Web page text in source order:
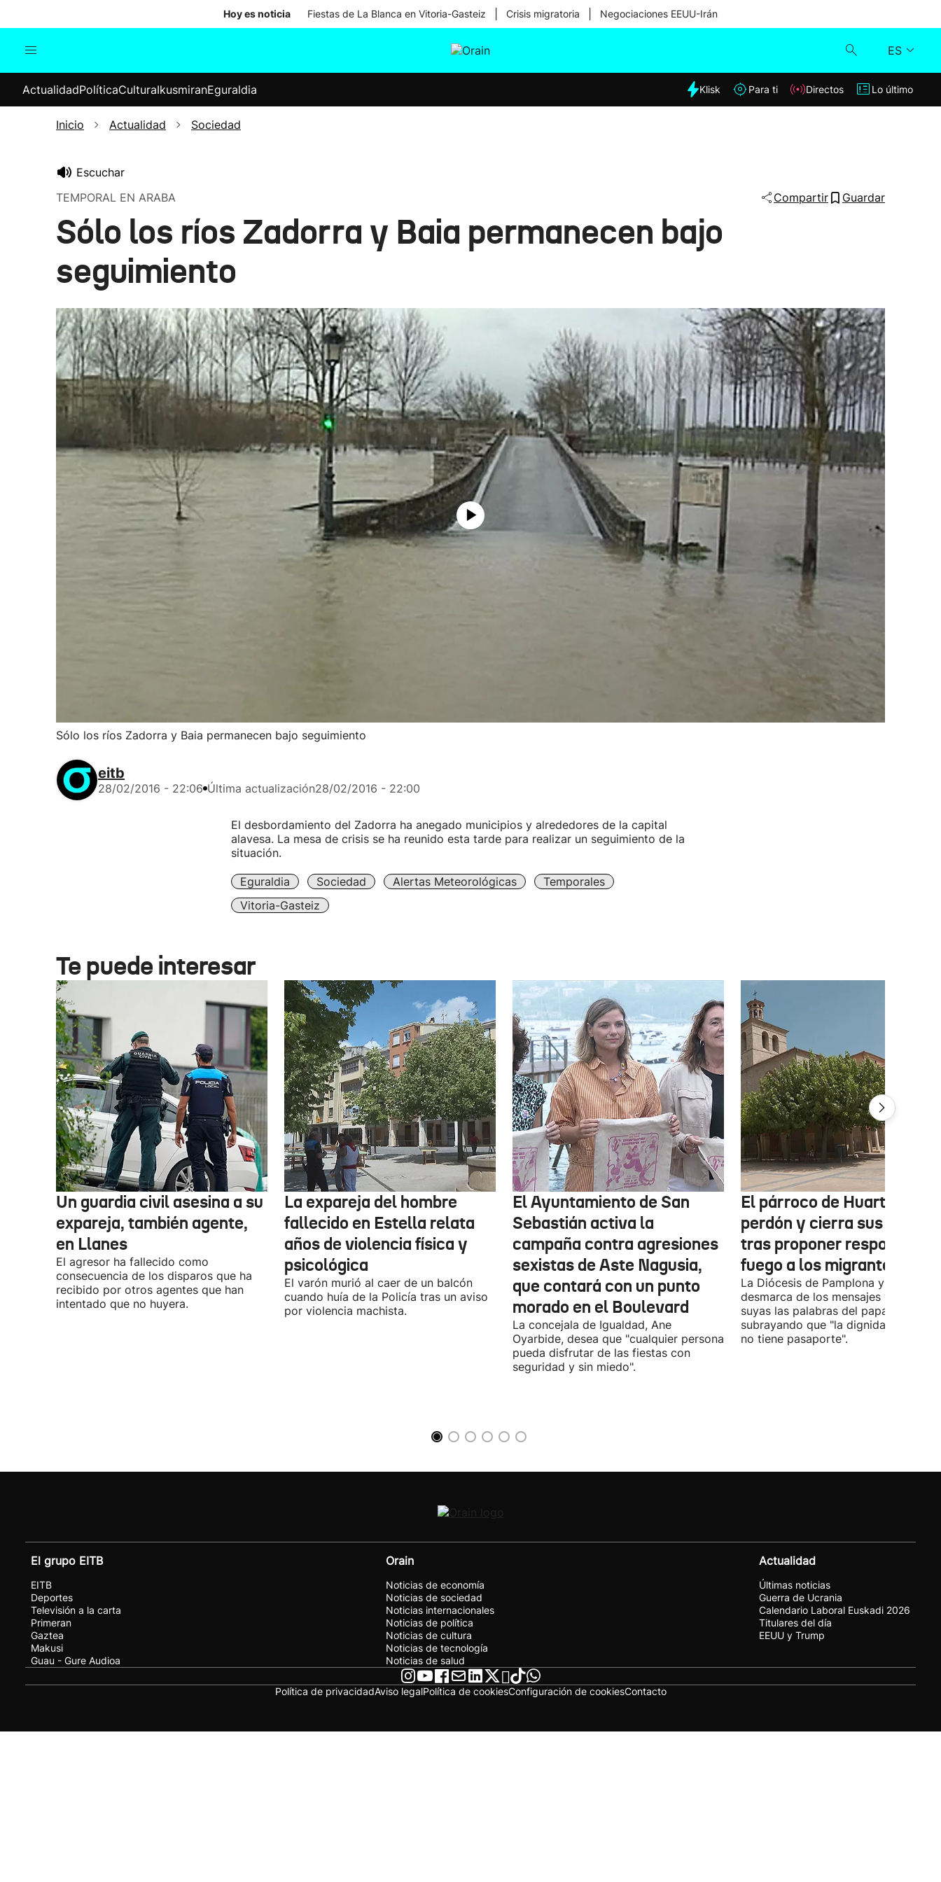
Hoy es noticia Fiestas de La Blanca en Vitoria-Gasteiz Crisis migratoria Negociaciones EEUU-Irán
ES
Internacional
Elecciones
Klisk
ActualidadPolíticaCulturaIkusmiranEguraldia Klisk Para ti Directos Lo último
Inicio Actualidad Sociedad
Escuchar
TEMPORAL EN ARABA
Compartir Guardar
Sólo los ríos Zadorra y Baia permanecen bajo
seguimiento
Sólo los ríos Zadorra y Baia permanecen bajo seguimiento
eitb
28/02/2016 - 22:06 Última actualización28/02/2016 - 22:00
El desbordamiento del Zadorra ha anegado municipios y alrededores de la capital
alavesa. La mesa de crisis se ha reunido esta tarde para realizar un seguimiento de la
situación.
Eguraldia Sociedad Alertas Meteorológicas
Temporales
Vitoria-Gasteiz
Te puede interesar
Un guardia civil asesina a su
expareja, también agente,
en Llanes
El agresor ha fallecido como
consecuencia de los disparos que ha
recibido por otros agentes que han
intentado que no huyera.
La expareja del hombre
fallecido en Estella relata
años de violencia física y
psicológica
El varón murió al caer de un balcón
cuando huía de la Policía tras un aviso
por violencia machista.
El Ayuntamiento de San
Sebastián activa la
campaña contra agresiones
sexistas de Aste Nagusia,
que contará con un punto
morado en el Boulevard
La concejala de Igualdad, Ane
Oyarbide, desea que "cualquier persona
pueda disfrutar de las fiestas con
seguridad y sin miedo".
El párroco de Huarte pide
perdón y cierra sus redes
tras proponer responder
fuego a los migrantes
La Diócesis de Pamplona y Tudela se
desmarca de los mensajes y hace
suyas las palabras del papa
subrayando que "la dignidad humana
no tiene pasaporte".
El grupo EITB
EITB
Deportes
Televisión a la carta
Primeran
Gaztea
Makusi
Guau - Gure Audioa
Orain
Noticias de economía
Noticias de sociedad
Noticias internacionales
Noticias de política
Noticias de cultura
Noticias de tecnología
Noticias de salud
Actualidad
Últimas noticias
Guerra de Ucrania
Calendario Laboral Euskadi 2026
Titulares del día
EEUU y Trump
Política de privacidadAviso legalPolítica de cookiesConfiguración de cookiesContacto